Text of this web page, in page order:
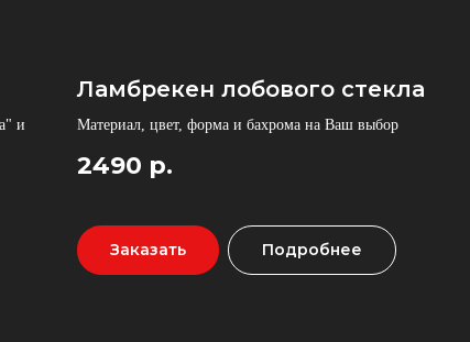
и
Ламбрекен лобового стекла
Материал, цвет, форма и бахрома на Ваш выбор
2490 р.
Заказать Подробнее
для
вашего автомобиля